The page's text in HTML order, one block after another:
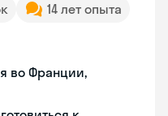
14 лет опыта
во Франции,